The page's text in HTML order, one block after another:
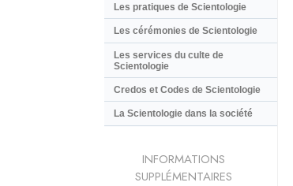
Les pratiques de Scientologie
Les cérémonies de Scientologie
Les services du culte de
Scientologie
Credos et Codes de Scientologie
La Scientologie dans la société
INFORMATIONS
SUPPLÉMENTAIRES